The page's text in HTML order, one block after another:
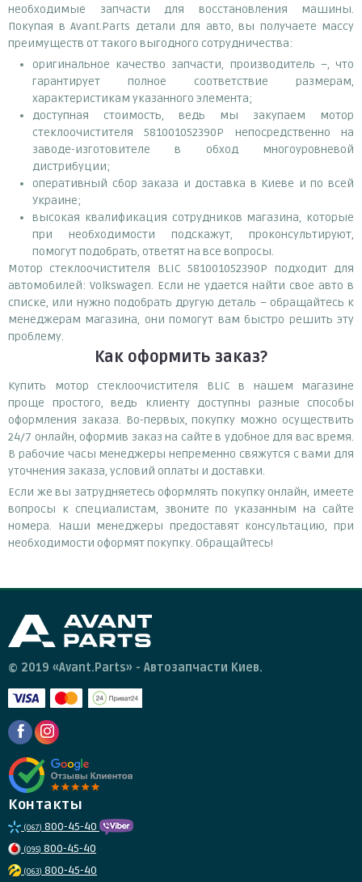
необходимые запчасти для восстановления машины.
Покупая в Avant.Parts детали для авто, вы получаете массу
преимуществ от такого выгодного сотрудничества:
оригинальное качество запчасти, производитель –, что
гарантирует полное соответствие размерам,
характеристикам указанного элемента;
доступная стоимость, ведь мы закупаем мотор
стеклоочистителя 581001052390P непосредственно на
заводе-изготовителе в обход многоуровневой
дистрибуции;
оперативный сбор заказа и доставка в Киеве и по всей
Украине;
высокая квалификация сотрудников магазина, которые
при необходимости подскажут, проконсультируют,
помогут подобрать, ответят на все вопросы.
Мотор стеклоочистителя BLIC 581001052390P подходит для
автомобилей: Volkswagen. Если не удается найти свое авто в
списке, или нужно подобрать другую деталь – обращайтесь к
менеджерам магазина, они помогут вам быстро решить эту
проблему.
Как оформить заказ?
Купить мотор стеклоочистителя BLIC в нашем магазине
проще простого, ведь клиенту доступны разные способы
оформления заказа. Во-первых, покупку можно осуществить
24/7 онлайн, оформив заказ на сайте в удобное для вас время.
В рабочие часы менеджеры непременно свяжутся с вами для
уточнения заказа, условий оплаты и доставки.
Если же вы затрудняетесь оформлять покупку онлайн, имеете
вопросы к специалистам, звоните по указанным на сайте
номера. Наши менеджеры предоставят консультацию, при
необходимости оформят покупку. Обращайтесь!
© 2019 «Avant.Parts» - Автозапчасти Киев.
Контакты
(067) 800-45-40
(095) 800-45-40
(063) 800-45-40